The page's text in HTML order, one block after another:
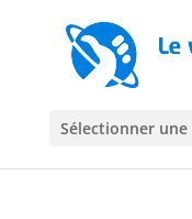
Sélectionner une